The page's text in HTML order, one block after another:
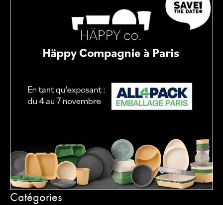
Catégories